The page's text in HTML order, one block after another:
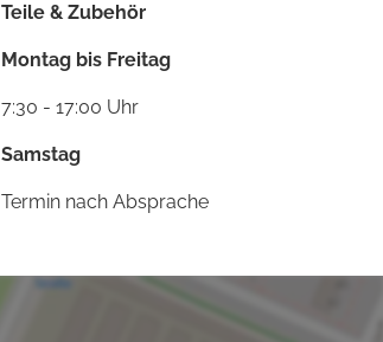
Teile & Zubehör
Montag bis Freitag
7:30 - 17:00 Uhr
Samstag
Termin nach Absprache